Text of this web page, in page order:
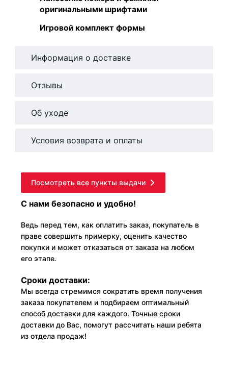
оригинальными шрифтами
Игровой комплект формы
Информация о доставке
Отзывы
Об уходе
Условия возврата и оплаты
Посмотреть все пункты выдачи
С нами безопасно и удобно!
Ведь перед тем, как оплатить заказ, покупатель в
праве совершить примерку, оценить качество
покупки и может отказаться от заказа на любом
его этапе.
Сроки доставки:
Мы всегда стремимся сократить время получения
заказа покупателем и подбираем оптимальный
способ доставки для каждого. Точные сроки
доставки до Вас, помогут рассчитать наши ребята
из отдела продаж!